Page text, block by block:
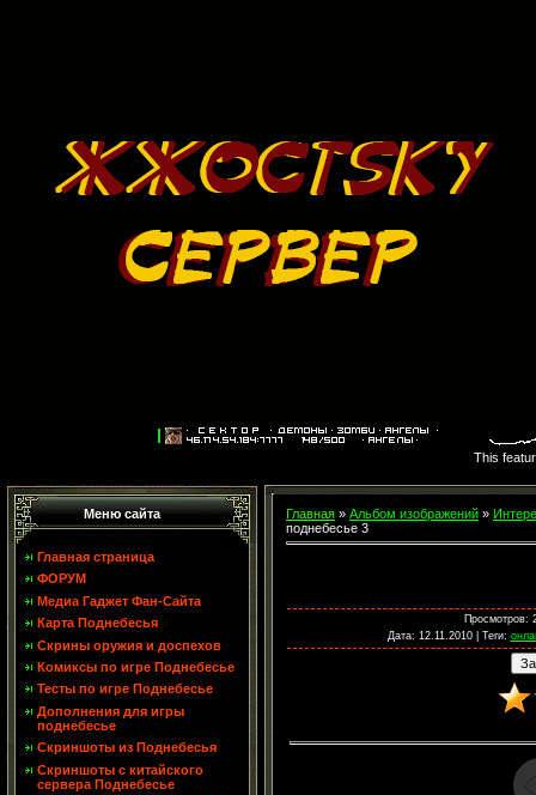
This
Меню сайта
Главная страница
ФОРУМ
Медиа Гаджет Фан-Сайта
Карта Поднебесья
Скрины оружия и доспехов
Комиксы по игре Поднебесье
Тесты по игре Поднебесье
Дополнения для игры
поднебесье
Скриншоты из Поднебесья
Скриншоты с китайского
сервера Поднебесье
Главная » Альбом изображений »
поднебесье 3
Просмотров:
Дата: 12.11.2010 | Теги: